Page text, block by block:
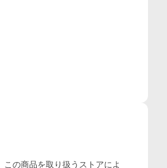
この商品を取り扱うストアによ